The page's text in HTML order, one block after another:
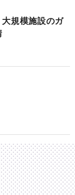
規模施設のガ